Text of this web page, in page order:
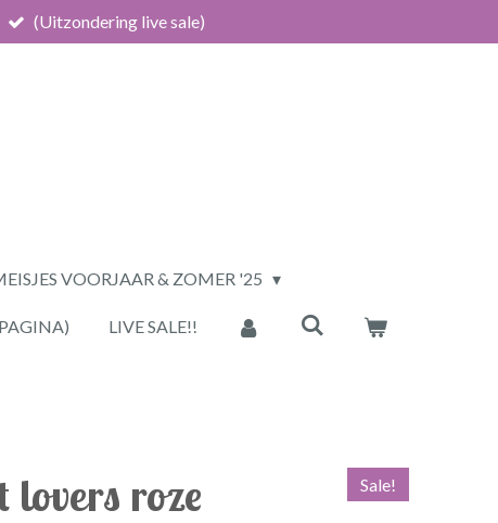
(Uitzondering live sale)
VOORJAAR & ZOMER '25
LIVE SALE!!
lovers roze Sale!